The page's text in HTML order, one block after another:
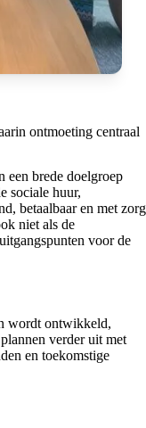
ontmoeting centraal
een brede doelgroep
sociale huur,
betaalbaar en met zorg
niet als de
voor de
wordt ontwikkeld,
verder uit met
en toekomstige